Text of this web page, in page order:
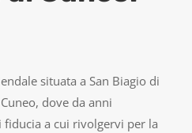
situata a San Biagio di
dove da anni
a cui rivolgervi per la